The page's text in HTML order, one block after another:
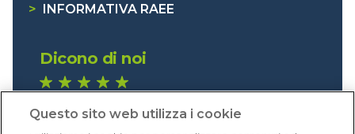
> INFORMATIVA RAEE
Dicono di noi
Eccellente (4,8)
Questo sito web utilizza i cookie